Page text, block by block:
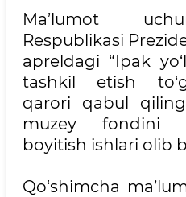
Ma’lumot
Respublikasi
apreldagi “Ipak
tashkil etish
qarori qabul
muzey fondini
boyitish ishlari olib
Qo‘shimcha